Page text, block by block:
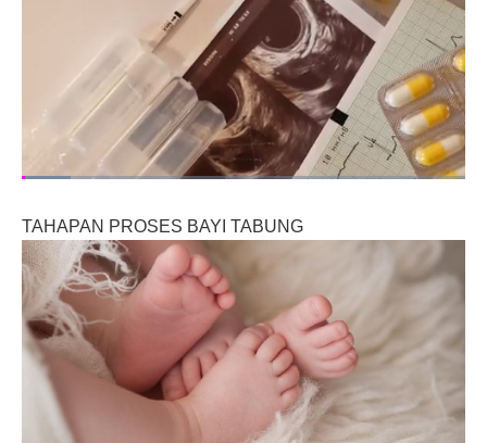
TAHAPAN PROSES BAYI TABUNG